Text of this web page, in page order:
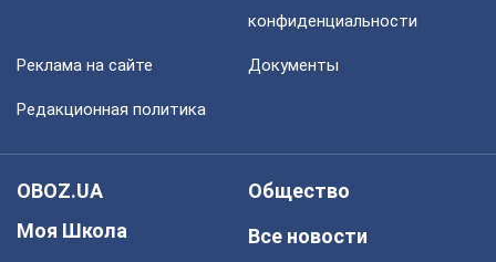
конфиденциальности
Реклама на сайте Документы
Редакционная политика
OBOZ.UA
Моя Школа
Общество
Все новости